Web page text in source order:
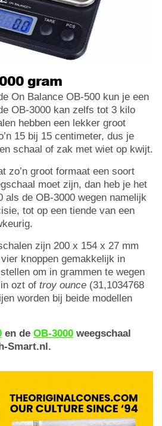
gram
On Balance OB-500 kun je een
OB-3000 kan zelfs tot 3 kilo
hebben een lekker groot
15 bij 15 centimeter, dus je
schaal of zak met wiet op kwijt.
zo’n groot formaat een soort
moet zijn, dan heb je het
als de OB-3000 wegen namelijk
tot op een tiende van een
zijn 200 x 154 x 27 mm
knoppen gemakkelijk in
om in grammen te wegen
ozt of troy ounce (31,1034768
worden bij beide modellen
en de OB-3000 weegschaal
Smart.nl.